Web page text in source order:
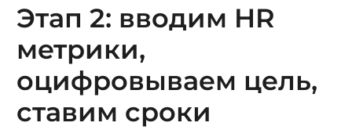
Этап 2: вводим HR
метрики,
оцифровываем цель,
ставим сроки